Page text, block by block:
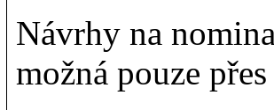
Návrhy na
možná pouze